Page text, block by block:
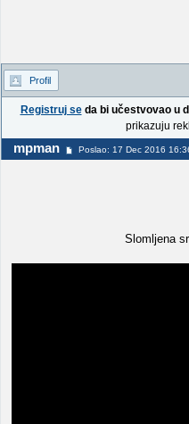
Profil
Registruj seda bi učestvovao u
prikazuju
mpman Poslao: 17 Dec 2016
Slomljena